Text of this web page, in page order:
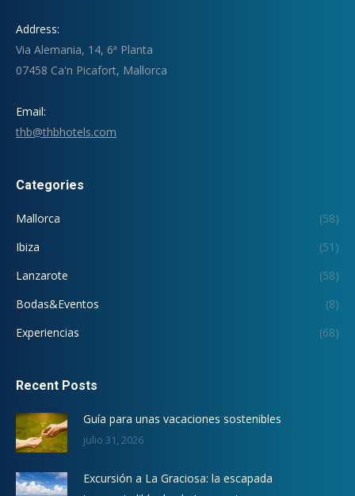
Address:
Via Alemania, 14, 6ª Planta
07458 Ca'n Picafort, Mallorca
Email:
thb@thbhotels.com
Categories
Mallorca
(58)
Ibiza
(51)
Lanzarote
(58)
Bodas&Eventos
(8)
Experiencias
(68)
Recent Posts
Guía para unas vacaciones sostenibles
julio 31, 2026
Excursión a La Graciosa: la escapada